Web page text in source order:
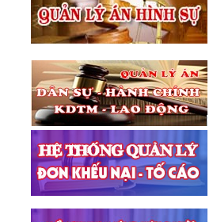
Quốc hội bầu Viện trưởng VKSND tối
cao
Thẩm quyền áp dụng biện pháp bắt
buộc chữa bệnh trong giai đoạn giải
quyết tố giác, tin báo tội phạm
Thực hiện đột phá trong lĩnh vực kiểm
sát thi hành án hình sự